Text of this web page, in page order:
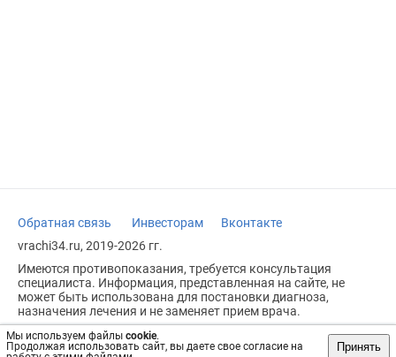
Мы используем файлы cookie.
Продолжая использовать сайт, вы даете свое согласие на
Принять
Обратная связь Инвесторам
Вконтакте
vrachi34.ru, 2019-2026 гг.
Имеются противопоказания, требуется консультация
специалиста. Информация, представленная на сайте, не
может быть использована для постановки диагноза,
назначения лечения и не заменяет прием врача.
Возрастное ограничение: 18+